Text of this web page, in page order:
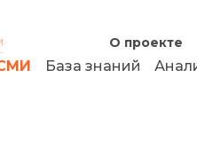
О проекте
База знаний